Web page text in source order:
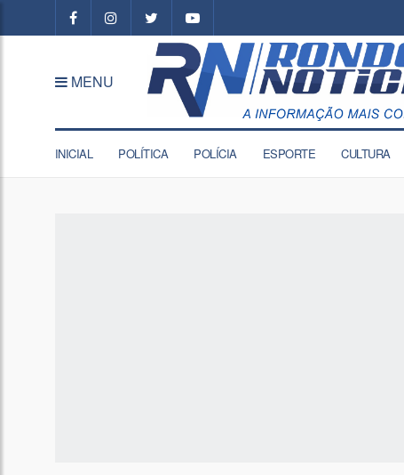
MENU
INICIAL POLÍTICA POLÍCIA ESPORTE CULTURA